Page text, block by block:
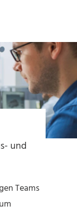
und
Teams